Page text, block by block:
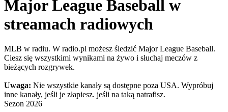
Major League Baseball w
streamach radiowych
MLB w radiu. W radio.pl możesz śledzić Major League Baseball.
Ciesz się wszystkimi wynikami na żywo i słuchaj meczów z
bieżących rozgrywek.
Uwaga: Nie wszystkie kanały są dostępne poza USA. Wypróbuj
inne kanały, jeśli je złapiesz. jeśli na taką natrafisz.
Sezon 2026